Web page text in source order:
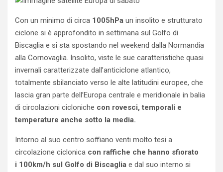
Con un minimo di circa 1005hPa un insolito e strutturato
ciclone si è approfondito in settimana sul Golfo di
Biscaglia e si sta spostando nel weekend dalla Normandia
alla Cornovaglia. Insolito, viste le sue caratteristiche quasi
invernali caratterizzate dall’anticiclone atlantico,
totalmente sbilanciato verso le alte latitudini europee, che
lascia gran parte dell’Europa centrale e meridionale in balia
di circolazioni cicloniche con rovesci, temporali e
temperature anche sotto la media.
Intorno al suo centro soffiano venti molto tesi a
circolazione ciclonica con raffiche che hanno sfiorato
i 100km/h sul Golfo di Biscaglia e dal suo interno si